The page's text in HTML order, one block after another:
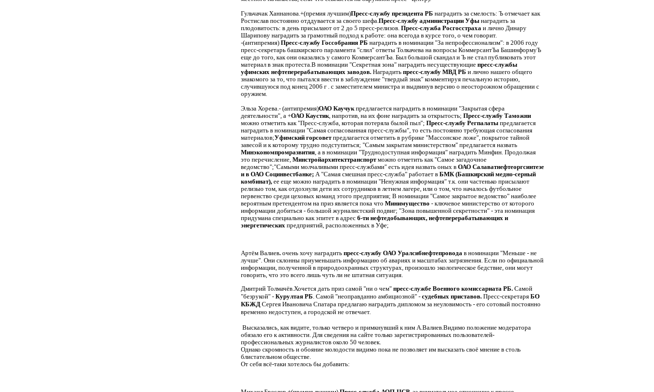
Гульчачак Ханнанова.+(премия лучшим)Пресс-службу президента РБ наградить за смелость: Ъ отмечает как
Ростислав постоянно отддувается за своего шефа. Пресс-службу администрации Уфы наградить за
плодовитость: в день присылают от 2 до 5 пресс-релизов. Пресс-служба Росгосстраха и лично Динару
Шарипову наградить за грамотный подход к работе: она всегода в курсе того, о чем говорит.
-(антипремия) Пресс-службу Госсобрания РБ наградить в номинации "За непрофессионализм": в 2006 году
пресс-секретарь башкирского парламента "слил" ответы Толкачева на вопросы КоммерсантЪа БашинформуЪ
еще до того, как они оказались у самого КоммерсантЪа. Был большой скандал и Ъ не стал публиковать этот
материал в знак протеста.В номинации "Секретная зона" наградить несуществующие пресс-службы
уфимских нефтеперерабатывающих заводов. Наградить пресс-службу МВД РБ и лично нашего общего
знакомого за то, что пытался ввести в заблуждение "твердый знак" комментируя печальную историю,
случившуюся под конец 2006 г . с заместителем министра и выдвинув версию о неосторожном обращении с
оружием.
Эльза Хорева.- (антипремия)ОАО Каучук предлагается наградить в номинации "Закрытая сфера
деятельности", а +ОАО Каустик , напротив, на их фоне наградить за открытость; Пресс-службу Таможни
можно отметить как "Пресс-служба, которая потеряла былой пыл"; Пресс-службу Регпалаты предлагается
наградить в номинации "Самая согласованная пресс-службы", то есть постоянно требующая согласования
материалов;Уфимский горсоветпредлагается отметить в рубрике "Массонское ложе", покрытое тайной
завесой и к которому трудно подступиться; "Самым закрытам министерством" предлагается назвать
Минэкономпромразвития , а в номинации "Труднодоступная информация" наградить Минфин. Продолжая
это перечисление, Минстройархитекттранспортможно отметить как "Самое загадочное
ведомство";"Самыми молчаливыми пресс-службами" есть идея назвать оных в ОАО Салаватнефтеоргсинтезе
и в ОАО Социнвестбанке; А "Самая смешная пресс-служба" работает в БМК (Башкирский медно-серный
комбинат), ее еще можно наградить в номинации "Ненужная информация" т.к. они частенько присылают
релизыо том, как отдохнули дети их сотрудников в летнем лагере, или о том, что началось футбольное
первенство среди цеховых команд этого предприятия; В номинации "Самое закрытое ведомство" наиболее
вероятным претендентом на приз является пока что Минимущество - ключевое министерство от которого
информации добиться - большой журналистский подвиг; "Зона повышенной секретности" - эта номинация
придумана специально как эпитет в адрес 6-ти нефтедобывающих, нефтеперерабатывающих и
энергетических предприятий, расположенных в Уфе;
Артём Валиев. очень хочу наградить пресс-службу ОАО Уралсибнефтепровода в номинации "Меньше - не
лучше". Они склонны приуменьшать информацию об авариях и масштабах загрязнения. Если по официальной
информации, полученной в природоохранных структурах, произошло экологическое бедствие, они могут
говорить, что это всего лишь чуть ли не штатная ситуация.
Дмитрий Толмачёв.Хочется дать приз самой "ни о чем" пресс-службе Военного комиссариата РБ. Самой
"безрукой" - Курултая РБ. Самой "неоправданно амбициозной" - судебных приставов. Пресс-секретаря БО
КБЖД Сергея Ивановича Спатара предлагаю наградить дипломом за неуловимость - его сотовый постоянно
временно недоступен, а городской не отвечает.
Высказались, как видите, только четверо и примкнувший к ним А.Валиев.Видимо положение модератора
обязало его к активности. Для сведения на сайте только зарегистрированных пользователей-
профессиональных журналистов около 50 человек.
Однако скромность и обояние молодости видимо пока не позволяет им высказать своё мнение в столь
блистательном обществе.
От себя всё-таки хотелось бы добавить: